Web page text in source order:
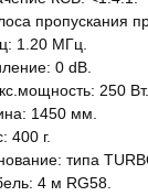
пропускания
1.20 МГц.
0 dB.
250 Вт.
1450 мм.
400 г.
типа
4 м RG58.